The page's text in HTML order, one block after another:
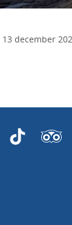
13 december